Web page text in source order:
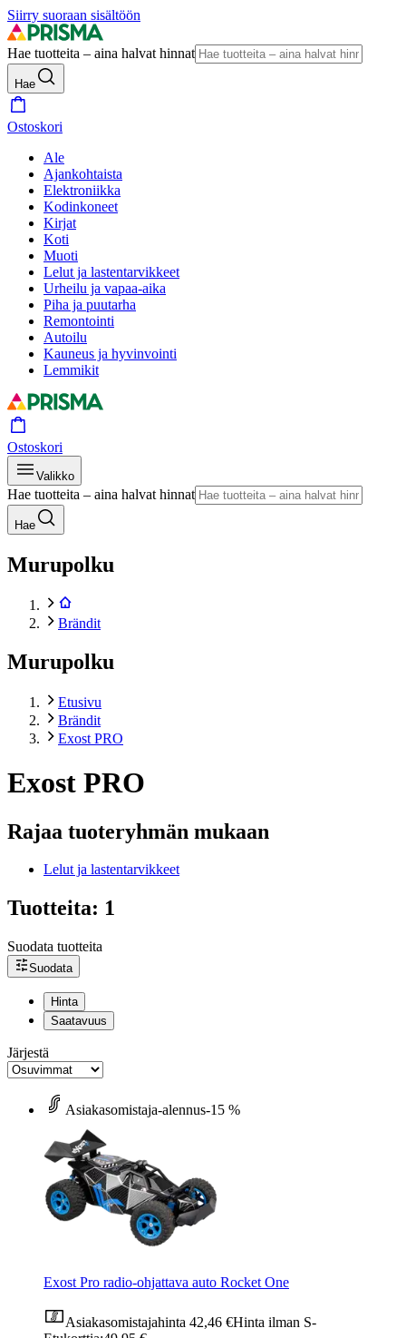
Siirry suoraan sisältöön
Hae tuotteita – aina halvat hinnat
Hae
Ostoskori
Ale
Ajankohtaista
Elektroniikka
Kodinkoneet
Kirjat
Koti
Muoti
Lelut ja lastentarvikkeet
Urheilu ja vapaa-aika
Piha ja puutarha
Remontointi
Autoilu
Kauneus ja hyvinvointi
Lemmikit
Ostoskori
Valikko
Hae tuotteita – aina halvat hinnat
Hae
Murupolku
Brändit
Murupolku
Etusivu
Brändit
Exost PRO
Exost PRO
Rajaa tuoteryhmän mukaan
Lelut ja lastentarvikkeet
Tuotteita: 1
Suodata tuotteita
Suodata
Hinta
Saatavuus
Järjestä
Asiakasomistaja-alennus-15 %
Exost Pro radio-ohjattava auto Rocket One
Asiakasomistajahinta 42,46 €Hinta ilman S-